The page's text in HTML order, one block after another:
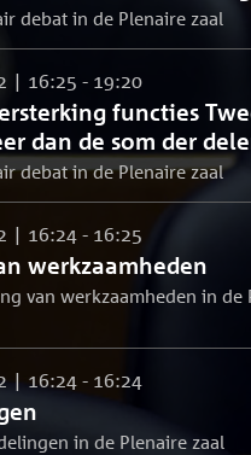
debat in de Plenaire zaal
functies
dan de som der
| 16:25 - 19:20
debat in de Plenaire zaal
werkzaamheden
| 16:24 - 16:25
van werkzaamheden in de
| 16:24 - 16:24
in de Plenaire zaal